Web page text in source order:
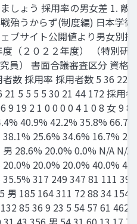
しょう 採用率の男女差 1. 敵
殆うからず(制度編) 日本学
ブサイト公開値より男女別
（２０２２年度） （特別研
員） 書面合議審査区分 資格
数 採用率 採用者数 5 36 22
21 5 5 5 5 30 21 44 172 採用
9 19 2 1 0 0 0 0 4 1 0 8 女 9 8
40.9% 42.2% 35.8% 66.7%
25.6% 34.6% 16.7%
28.6% 20.0% 0.0% N/A N/A
20.0% 20.0% 40.0%
317 249 347 81 111 39
男 185 164 311 72 88 34 154
85 36 9 23 5 54 57 61 462